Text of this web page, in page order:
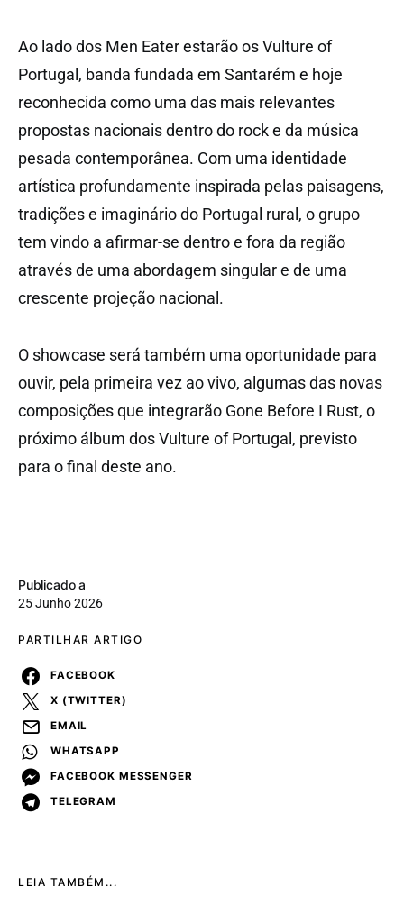
Publicado a
25 Junho 2026
PARTILHAR ARTIGO
FACEBOOK
X (TWITTER)
EMAIL
WHATSAPP
FACEBOOK MESSENGER
TELEGRAM
Ao lado dos Men Eater estarão os Vulture of
Portugal, banda fundada em Santarém e hoje
reconhecida como uma das mais relevantes
propostas nacionais dentro do rock e da música
pesada contemporânea. Com uma identidade
artística profundamente inspirada pelas paisagens,
tradições e imaginário do Portugal rural, o grupo
tem vindo a afirmar-se dentro e fora da região
através de uma abordagem singular e de uma
crescente projeção nacional.
O showcase será também uma oportunidade para
ouvir, pela primeira vez ao vivo, algumas das novas
composições que integrarão Gone Before I Rust, o
próximo álbum dos Vulture of Portugal, previsto
para o final deste ano.
LEIA TAMBÉM...